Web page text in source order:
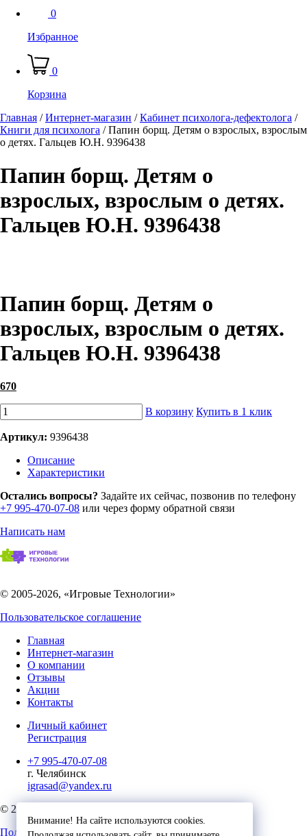
0
Избранное
0
Корзина
Главная /Интернет-магазин /Кабинет психолога-дефектолога /
Книги для психолога /Папин борщ. Детям о взрослых, взрослым
о детях. Гальцев Ю.Н. 9396438
Папин борщ. Детям о
взрослых, взрослым о детях.
Гальцев Ю.Н. 9396438
Папин борщ. Детям о
взрослых, взрослым о детях.
Гальцев Ю.Н. 9396438
670
В корзину Купить в 1 клик
Артикул: 9396438
Описание
Характеристики
Внимание! На сайте используются cookies.
Остались вопросы? Задайте их сейчас, позвонив по телефону
+7 995-470-07-08 или через форму обратной связи
Написать нам
© 2005-2026, «Игровые Технологии»
Пользовательское соглашение
Главная
Интернет-магазин
О компании
Отзывы
Акции
Контакты
Личный кабинет
Регистрация
+7 995-470-07-08
г. Челябинск
igrasad@yandex.ru
© 2023, Игровые Технологии
Пользовательское соглашение